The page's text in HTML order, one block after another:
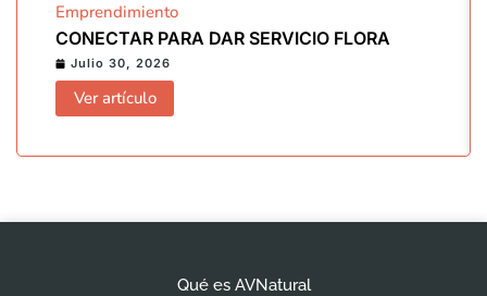
Emprendimiento
CONECTAR PARA DAR SERVICIO FLORA
Julio 30, 2026
Ver artículo
Qué es AVNatural